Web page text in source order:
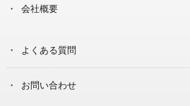
会社概要
よくある質問
お問い合わせ